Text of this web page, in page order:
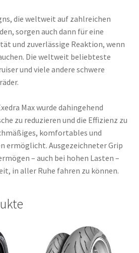
die weltweit auf zahlreichen
sorgen auch dann für eine
und zuverlässige Reaktion, wenn
Die weltweit beliebteste
und viele andere schwere
Max wurde dahingehend
zu reduzieren und die Effizienz zu
komfortables und
ermöglicht. Ausgezeichneter Grip
– auch bei hohen Lasten –
in aller Ruhe fahren zu können.